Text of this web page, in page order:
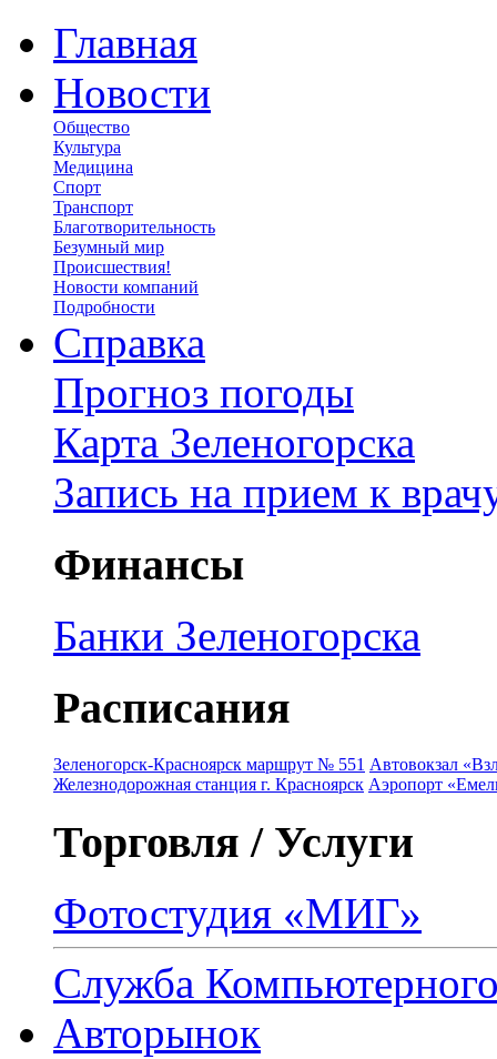
Главная
Новости
Общество
Культура
Медицина
Спорт
Транспорт
Благотворительность
Безумный мир
Происшествия!
Новости компаний
Подробности
Справка
Прогноз погоды
Карта Зеленогорска
Запись на прием к
Финансы
Банки Зеленогорска
Расписания
Зеленогорск-Красноярск маршрут № 551 Автовокзал
Железнодорожная станция г. Красноярск Аэропорт
Торговля / Услуги
Фотостудия «МИГ»
Служба
Авторынок